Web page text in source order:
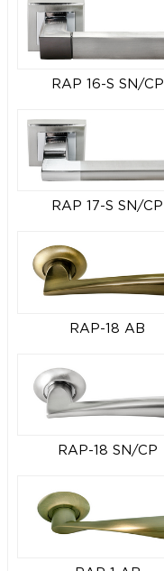
RAP 16-S SN/CP
RAP 17-S SN/CP
RAP-18 AB
RAP-18 SN/CP